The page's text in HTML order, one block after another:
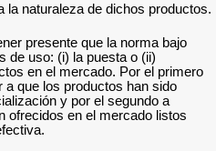
la naturaleza de dichos productos.
presente que la norma bajo
de uso: (i) la puesta o (ii)
en el mercado. Por el primero
a que los productos han sido
y por el segundo a
ofrecidos en el mercado listos